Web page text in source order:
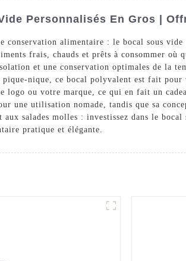
Personnalisés En Gros |
alimentaire : le bocal sous vide
frais, chauds et prêts à consommer où
et une conservation optimales de la
nique, ce bocal polyvalent est fait pour
logo ou votre marque, ce qui en fait un
une utilisation nomade, tandis que sa
salades molles : investissez dans le bocal
pratique et élégante.